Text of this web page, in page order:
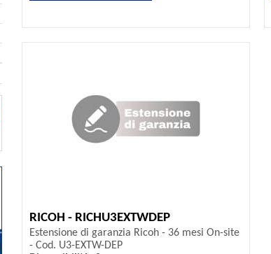
RICOH - RICHU3EXTWDEP
Estensione di garanzia Ricoh - 36 mesi On-site
- Cod. U3-EXTW-DEP